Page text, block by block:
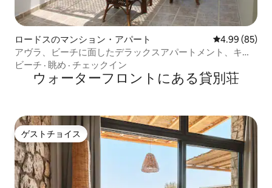
ロードスのマンション・アパート レビュー85
4.99 (85)
アヴラ、ビーチに面したデラックスアパートメント、キオ
タリ
ビーチ · 眺め · チェックイン
ウォーターフロントにある貸別荘
ゲストチョイス
ゲストチョイス